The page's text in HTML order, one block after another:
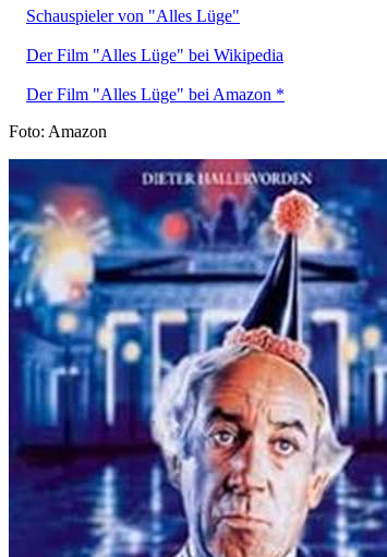
Schauspieler von "Alles Lüge"
Der Film "Alles Lüge" bei Wikipedia
Der Film "Alles Lüge" bei Amazon *
Foto: Amazon